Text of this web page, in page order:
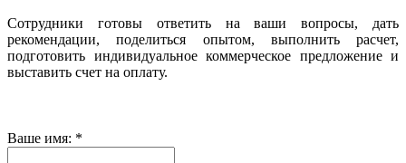
Сотрудники готовы ответить на ваши вопросы, дать
рекомендации, поделиться опытом, выполнить расчет,
подготовить индивидуальное коммерческое предложение и
выставить счет на оплату.
Ваше имя: *